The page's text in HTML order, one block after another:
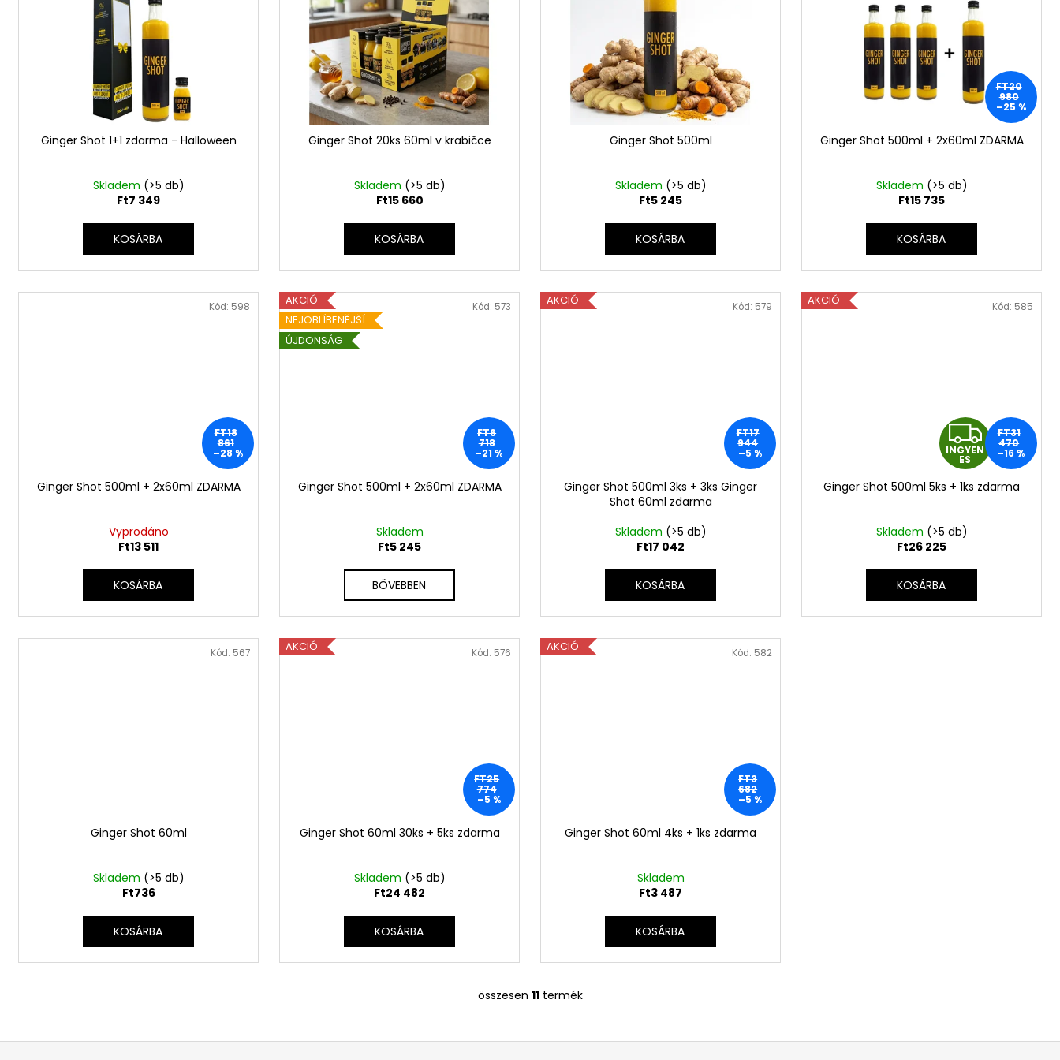
Ginger Shot 1+1 zdarma - Halloween
Skladem (>5 db)
Ft7 349
KOSÁRBA
Ginger Shot 20ks 60ml v krabičce
Skladem (>5 db)
Ft15 660
KOSÁRBA
Ginger Shot 500ml
Skladem (>5 db)
Ft5 245
KOSÁRBA
FT20
980
–25 %
Ginger Shot 500ml + 2x60ml ZDARMA
Skladem (>5 db)
Ft15 735
KOSÁRBA
FT18
861
–28 %
Ginger Shot 500ml + 2x60ml ZDARMA
Vyprodáno
Ft13 511
KOSÁRBA
Kód: 598
AKCIÓ
NEJOBLÍBENĚJŠÍ
ÚJDONSÁG
FT6
718
–21 %
Ginger Shot 500ml + 2x60ml ZDARMA
Skladem
Ft5 245
BŐVEBBEN
Kód: 573 AKCIÓ
FT17
944
–5 %
Ginger Shot 500ml 3ks + 3ks Ginger
Shot 60ml zdarma
Skladem (>5 db)
Ft17 042
KOSÁRBA
Kód: 579 AKCIÓ
I
N
G
INGYEN
ES
FT31
470
–16 %
Ginger Shot 500ml 5ks + 1ks zdarma
Skladem (>5 db)
Ft26 225
KOSÁRBA
Kód: 585
Ginger Shot 60ml
Skladem (>5 db)
Ft736
KOSÁRBA
Kód: 567 AKCIÓ
FT25
774
–5 %
Ginger Shot 60ml 30ks + 5ks zdarma
Skladem (>5 db)
Ft24 482
KOSÁRBA
Kód: 576 AKCIÓ
FT3
682
–5 %
Ginger Shot 60ml 4ks + 1ks zdarma
Skladem
Ft3 487
KOSÁRBA
Kód: 582
L
s
összesen 11termék